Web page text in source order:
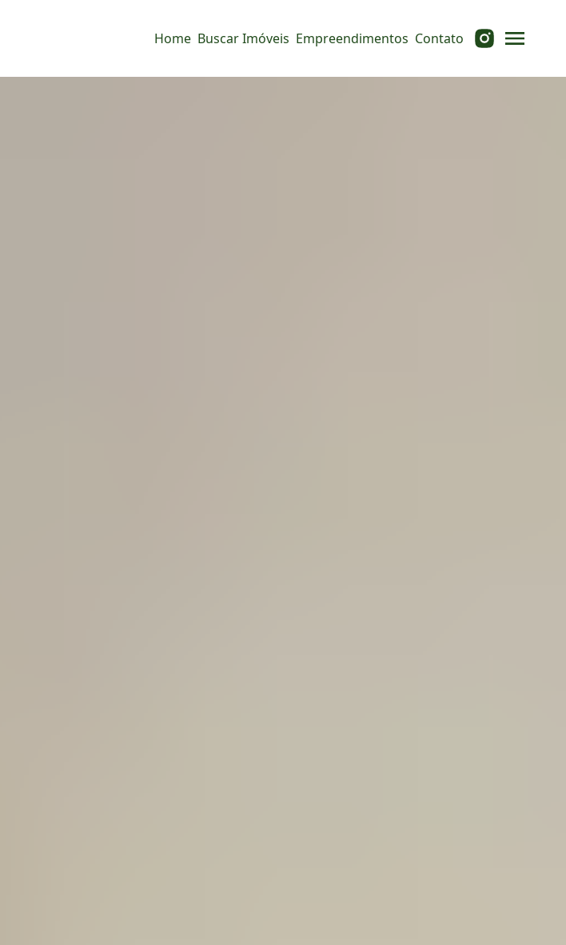
Home Buscar Imóveis Empreendimentos Contato